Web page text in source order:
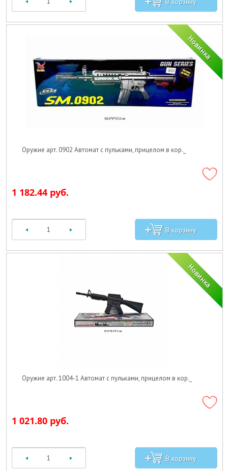
Оружие арт. 0902 Автомат с пульками, прицелом в кор._
1 182.44 руб.
Оружие арт. 1004-1 Автомат с пульками, прицелом в кор._
1 021.80 руб.